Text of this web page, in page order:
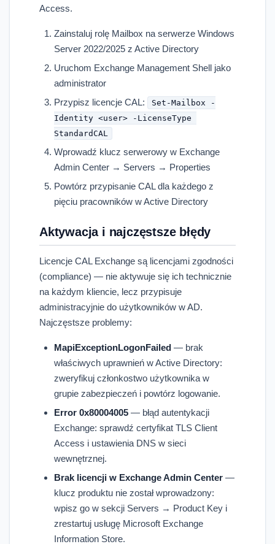
Access.
Zainstaluj rolę Mailbox na serwerze Windows
Server 2022/2025 z Active Directory
Uruchom Exchange Management Shell jako
administrator
Przypisz licencje CAL:
Set-Mailbox -
Identity <user> -LicenseType
StandardCAL
Wprowadź klucz serwerowy w Exchange
Admin Center → Servers → Properties
Powtórz przypisanie CAL dla każdego z
pięciu pracowników w Active Directory
Aktywacja i najczęstsze błędy
Licencje CAL Exchange są licencjami zgodności
(compliance) — nie aktywuje się ich technicznie
na każdym kliencie, lecz przypisuje
administracyjnie do użytkowników w AD.
Najczęstsze problemy:
MapiExceptionLogonFailed — brak
właściwych uprawnień w Active Directory:
zweryfikuj członkostwo użytkownika w
grupie zabezpieczeń i powtórz logowanie.
Error 0x80004005 — błąd autentykacji
Exchange: sprawdź certyfikat TLS Client
Access i ustawienia DNS w sieci
wewnętrznej.
Brak licencji w Exchange Admin Center —
klucz produktu nie został wprowadzony:
wpisz go w sekcji Servers → Product Key i
zrestartuj usługę Microsoft Exchange
Information Store.